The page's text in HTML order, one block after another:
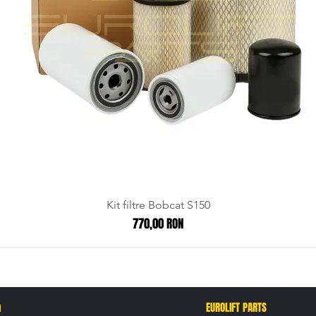
Kit filtre Bobcat S150
Preț
770,00 RON
EUROLIFT PARTS